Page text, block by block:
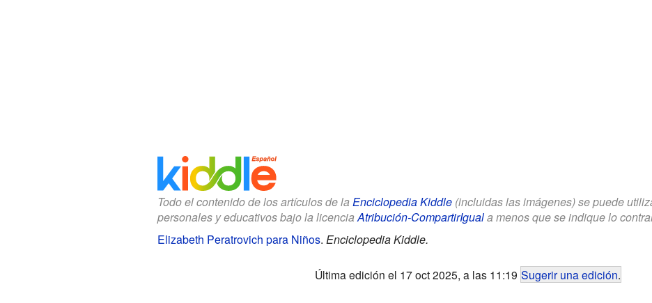
Todo el contenido de los artículos de la Enciclopedia Kiddle(incluidas las imágenes) se puede
personales y educativos bajo la licenciaAtribución-CompartirIguala menos que se indique lo
Elizabeth Peratrovich para Niños. Enciclopedia Kiddle.
Última edición el 17 oct 2025, a las 11:19 Sugerir una edición.